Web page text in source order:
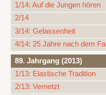
1/14: Auf die Jungen hören
2/14
3/14: Gelassenheit
4/14: 25 Jahre nach dem Fall
89. Jahrgang (2013)
1/13: Elastische Tradition
2/13: Vernetzt